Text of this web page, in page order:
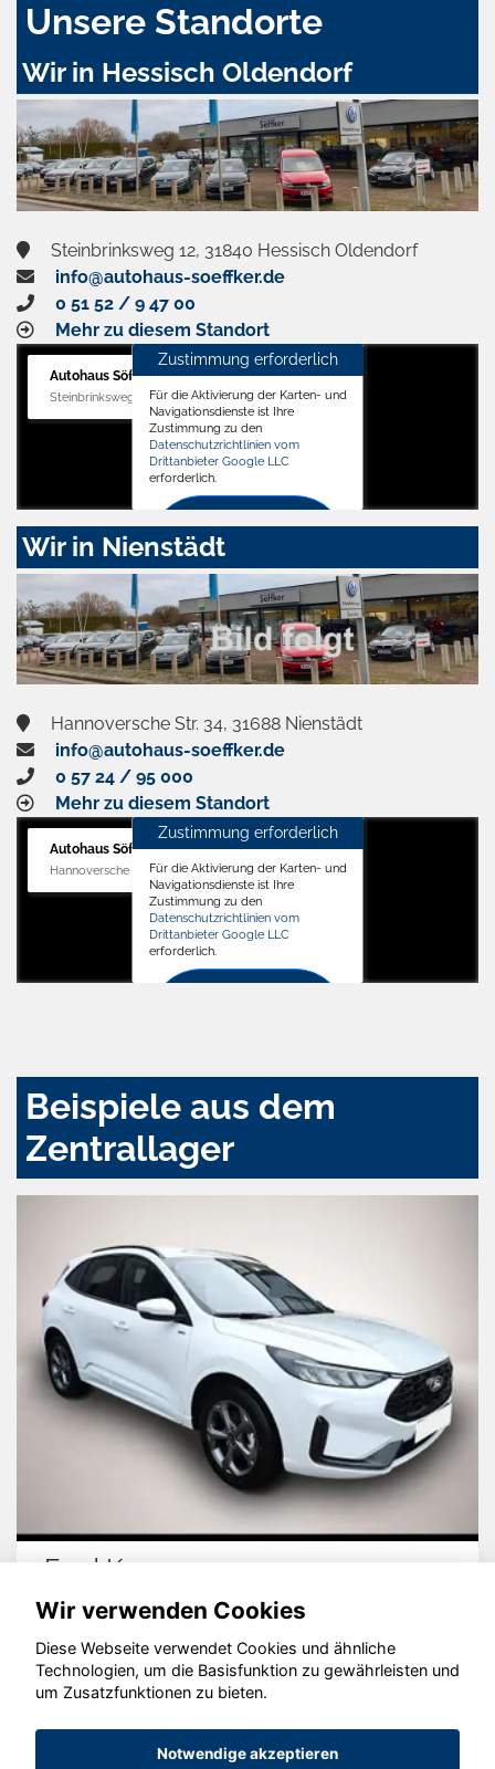
Unsere Standorte
Wir in Hessisch Oldendorf
Steinbrinksweg 12, 31840 Hessisch Oldendorf
info@autohaus-soeffker.de
0 51 52 / 9 47 00
Mehr zu diesem Standort
Autohaus Söffker GmbH
Steinbrinksweg 12, 31840 Hessisch Oldendorf
Zustimmung erforderlich
Für die Aktivierung der Karten- und
Navigationsdienste ist Ihre
Zustimmung zu den
Datenschutzrichtlinien vom
Drittanbieter Google LLC
erforderlich.
Zustimmen
aktivieren
Wir in Nienstädt
Hannoversche Str. 34, 31688 Nienstädt
info@autohaus-soeffker.de
0 57 24 / 95 000
Mehr zu diesem Standort
Autohaus Söffker GmbH
Hannoversche Str. 34, 31688 Nienstädt
Zustimmung erforderlich
Für die Aktivierung der Karten- und
Navigationsdienste ist Ihre
Zustimmung zu den
Datenschutzrichtlinien vom
Drittanbieter Google LLC
erforderlich.
Beispiele aus dem
Zentrallager
Ford Kuga
© konjunkturmotor.de GmbH 2020 - 2026
Wir verwenden Cookies
Diese Webseite verwendet Cookies und ähnliche
Technologien, um die Basisfunktion zu gewährleisten und
um Zusatzfunktionen zu bieten.
Notwendige akzeptieren